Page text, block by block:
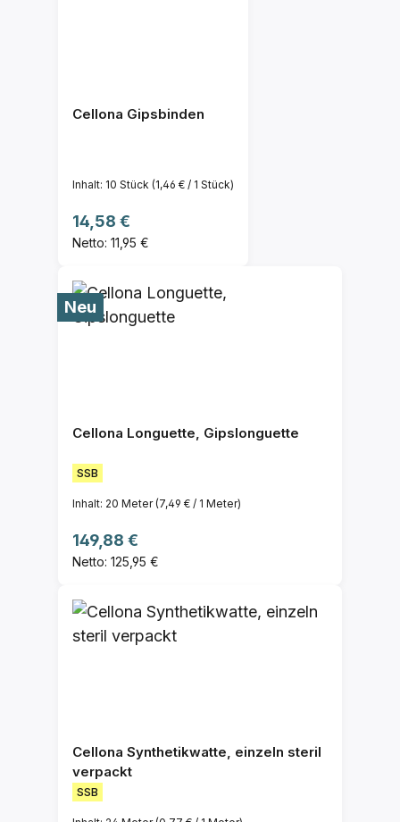
Cellona Gipsbinden
Inhalt: 10 Stück (1,46 € / 1 Stück)
Regulärer Preis:
14,58 €
Netto: 11,95 €
Neu
Cellona Longuette, Gipslonguette
SSB
Inhalt: 20 Meter(7,49 € / 1 Meter)
Regulärer Preis:
149,88 €
Netto: 125,95 €
Cellona Synthetikwatte, einzeln steril
verpackt
SSB